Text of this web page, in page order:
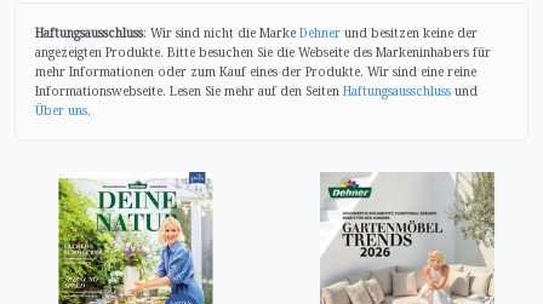
Haftungsausschluss: Wir sind nicht die Marke Dehner und besitzen keine der
angezeigten Produkte. Bitte besuchen Sie die Webseite des Markeninhabers für
mehr Informationen oder zum Kauf eines der Produkte. Wir sind eine reine
Informationswebseite. Lesen Sie mehr auf den Seiten Haftungsausschluss und
Über uns.